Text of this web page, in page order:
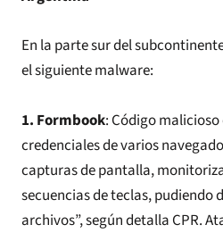
En la parte sur del
el siguiente malware:
1. Formbook: Código malicioso
credenciales de varios
capturas de pantalla,
secuencias de teclas, pudiendo
archivos”, según detalla CPR.